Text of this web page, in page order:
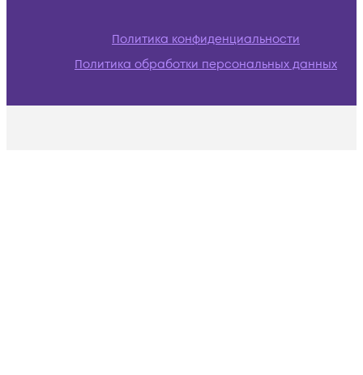
Политика конфиденциальности
Политика обработки персональных данных